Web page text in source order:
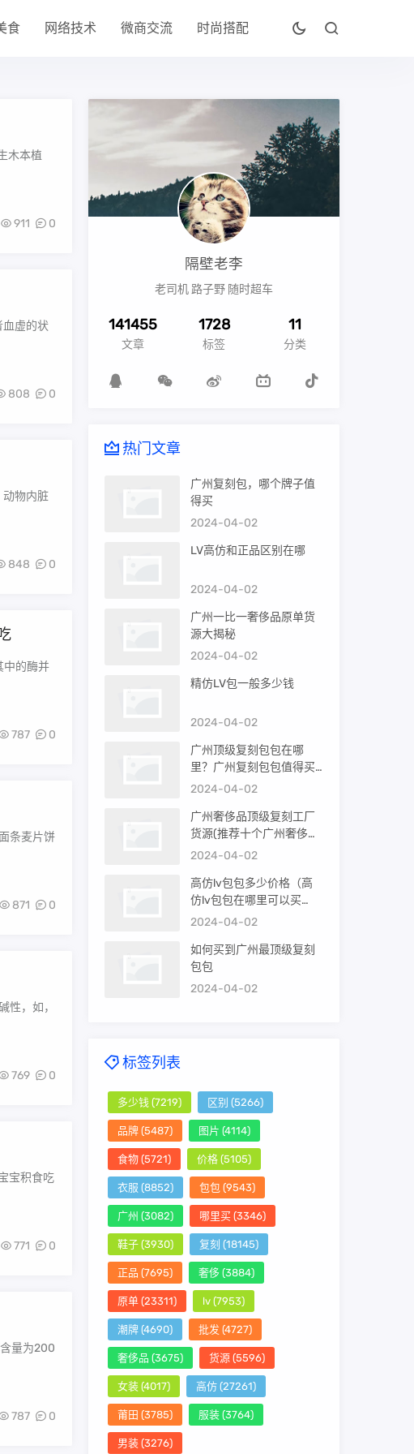
食 网络技术 微商交流 时尚搭配
木本植
911 0
血虚的状
808 0
动物内脏
848 0
中的酶并
787 0
条麦片饼
871 0
性，如，
769 0
宝积食吃
771 0
量为200
787 0
隔壁老李
老司机 路子野 随时超车
141455
文章
1728
标签
11
分类
热门文章
广州复刻包，哪个牌子值
得买
2024-04-02
LV高仿和正品区别在哪
2024-04-02
广州一比一奢侈品原单货
源大揭秘
2024-04-02
精仿LV包一般多少钱
2024-04-02
广州顶级复刻包包在哪
里？广州复刻包包值得买
吗？
2024-04-02
广州奢侈品顶级复刻工厂
货源(推荐十个广州奢侈品
购买渠道)
2024-04-02
高仿lv包包多少价格（高
仿lv包包在哪里可以买
到）
2024-04-02
如何买到广州最顶级复刻
包包
2024-04-02
标签列表
多少钱 (7219) 区别 (5266)
品牌 (5487) 图片 (4114)
食物 (5721) 价格 (5105)
衣服 (8852) 包包 (9543)
广州 (3082) 哪里买 (3346)
鞋子 (3930) 复刻 (18145)
正品 (7695) 奢侈 (3884)
原单 (23311) lv (7953)
潮牌 (4690) 批发 (4727)
奢侈品 (3675) 货源 (5596)
女装 (4017) 高仿 (27261)
莆田 (3785) 服装 (3764)
男装 (3276)